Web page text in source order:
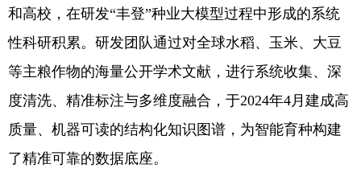
和高校，在研发“丰登”种业大模型过程中形成的系统
性科研积累。研发团队通过对全球水稻、玉米、大豆
等主粮作物的海量公开学术文献，进行系统收集、深
度清洗、精准标注与多维度融合，于2024年4月建成高
质量、机器可读的结构化知识图谱，为智能育种构建
了精准可靠的数据底座。